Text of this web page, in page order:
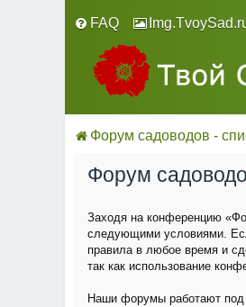
FAQ
Форум садоводов -
Форум
Заходя на конференцию
следующими условиями.
правила в любое время и
так как использование
Наши форумы работают под